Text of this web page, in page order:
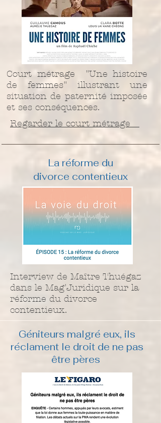
Court métrage "Une histoire
de femmes" illustrant une
situation de paternité imposée
et ses conséquences.
Regarder le court métrage
La réforme du
divorce contentieux
Interview de Maître Thuégaz
dans le Mag'Juridique sur la
réforme du divorce
contentieux.
Géniteurs malgré eux, ils
réclament le droit de ne pas
être pères